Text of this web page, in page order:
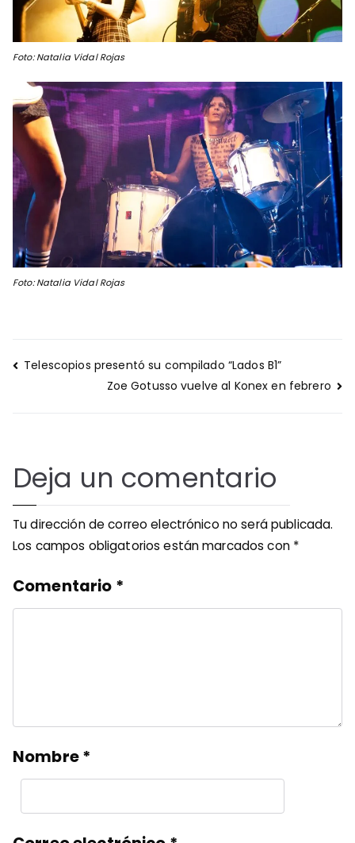
Foto: Natalia Vidal Rojas
Foto: Natalia Vidal Rojas
Navegación
Telescopios presentó su compilado “Lados B1”
Zoe Gotusso vuelve al Konex en febrero
Deja un comentario
Tu dirección de correo electrónico no será publicada.
Los campos obligatorios están marcados con *
Comentario *
Nombre*